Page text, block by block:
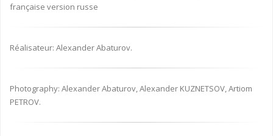
française version russe
Réalisateur: Alexander Abaturov.
Photography: Alexander Abaturov, Alexander KUZNETSOV, Artiom
PETROV.